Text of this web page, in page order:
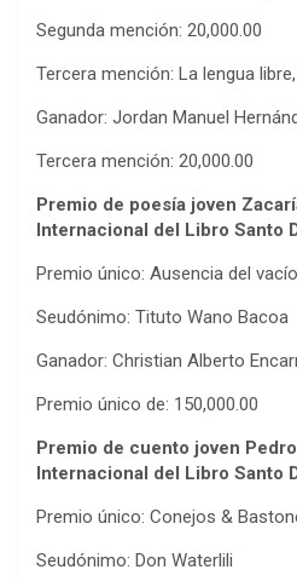
Segunda mención: 20,000.00
Tercera mención: La lengua
Ganador: Jordan Manuel
Tercera mención: 20,000.00
Premio de poesía joven
Internacional del Libro Santo
Premio único: Ausencia del vacío
Seudónimo: Tituto Wano Bacoa
Ganador: Christian Alberto
Premio único de: 150,000.00
Premio de cuento joven
Internacional del Libro Santo
Premio único: Conejos &
Seudónimo: Don Waterlili